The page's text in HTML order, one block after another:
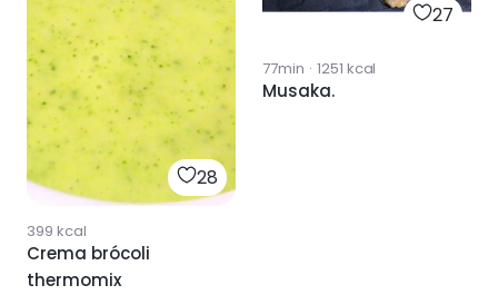
28
399 kcal
Crema brócoli
thermomix
27
77min · 1251 kcal
Musaka.